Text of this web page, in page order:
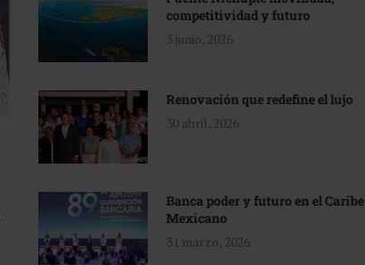
competitividad y futuro
3 junio, 2026
Renovación que redefine el lujo
30 abril, 2026
Banca poder y futuro en el Caribe
Mexicano
31 marzo, 2026